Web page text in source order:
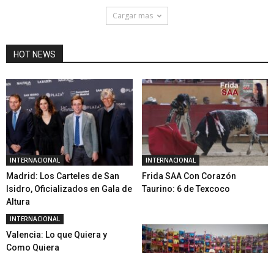
Cargar mas
HOT NEWS
INTERNACIONAL
Madrid: Los Carteles de San
Isidro, Oficializados en Gala de
Altura
INTERNACIONAL
Frida SAA Con Corazón
Taurino: 6 de Texcoco
INTERNACIONAL
Valencia: Lo que Quiera y
Como Quiera